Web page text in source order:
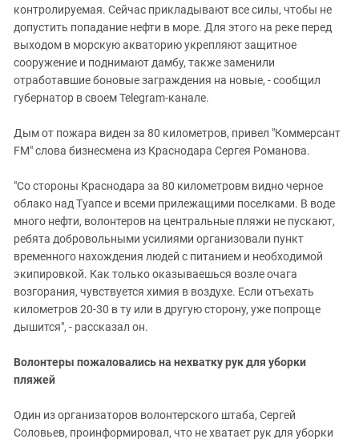
контролируемая. Сейчас прикладывают все силы, чтобы не
допустить попадание нефти в море. Для этого на реке перед
выходом в морскую акваторию укрепляют защитное
сооружение и поднимают дамбу, также заменили
отработавшие боновые заграждения на новые, - сообщил
губернатор в своем Telegram-канале.
Дым от пожара виден за 80 километров, привел "Коммерсант
FM" слова бизнесмена из Краснодара Сергея Романова.
"Со стороны Краснодара за 80 километровм видно черное
облако над Туапсе и всеми прилежащими поселками. В воде
много нефти, волонтеров на центральные пляжи не пускают,
ребята добровольными усилиями организовали пункт
временного нахождения людей с питанием и необходимой
экипировкой. Как только оказываешься возле очага
возгорания, чувствуется химия в воздухе. Если отъехать
километров 20-30 в ту или в другую сторону, уже попроще
дышится", - рассказал он.
Волонтеры пожаловались на нехватку рук для уборки
пляжей
Один из организаторов волонтерского штаба, Сергей
Соловьев, проинформировал, что не хватает рук для уборки